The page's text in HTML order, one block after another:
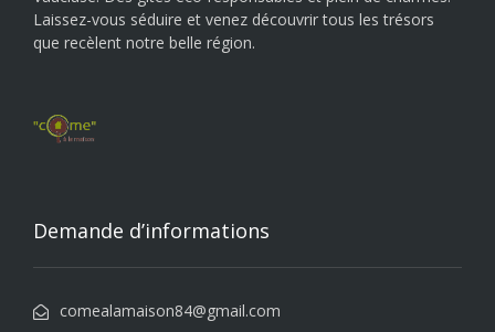
Laissez-vous séduire et venez découvrir tous les trésors
que recèlent notre belle région.
Demande d’informations
comealamaison84@gmail.com